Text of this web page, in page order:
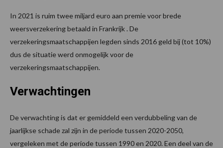
In 2021 is ruim twee miljard euro aan premie voor brede
weersverzekering betaald in Frankrijk . De
verzekeringsmaatschappijen legden sinds 2016 geld bij (tot 10%)
dus de situatie werd onmogelijk voor de
verzekeringsmaatschappijen.
Verwachtingen
De verwachting is dat er gemiddeld een verdubbeling van de
jaarlijkse schade zal zijn in de periode tussen 2020-2050,
vergeleken met de periode tussen 1990 en 2020. Een deel van de